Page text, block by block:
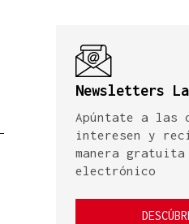
Newsletters
Apúntate a las
interesen y
manera
electrónico